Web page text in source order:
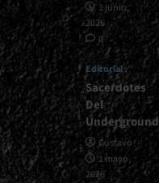
1 junio,
2026
0
Editorial
Sacerdotes
Del
Underground
Gustavo
1 mayo,
2026